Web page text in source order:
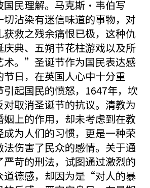
民理解。马克斯・韦伯写
沾染有迷信味道的事物，对
获救之残余痛恨已极，这种仇
典、五朔节花柱游戏以及所
术。”圣诞节作为国民表达感
日，在英国人心中十分重
起国民的愤怒，1647年，坎
取消圣诞节的抗议。清教为
姻上的作用，却未考虑到在教
成为人们的习惯，更是一种荣
法伤害了民众的感情。关于通
苛的刑法，试图通过激烈的
道德感，却因为是“对人的暴